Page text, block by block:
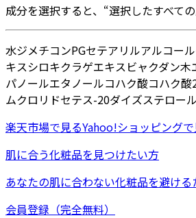
成分を選択すると、“選択したすべて
水ジメチコンPGセテアリルアルコール
キスシロキクラゲエキスビャクダン木
パノールエタノールコハク酸コハク酸
ムクロリドセテス-20ダイズステロール
楽天市場で見るYahoo!ショッピング
肌に合う化粧品を見つけたい方
あなたの肌に合わない化粧品を避け
会員登録（完全無料）